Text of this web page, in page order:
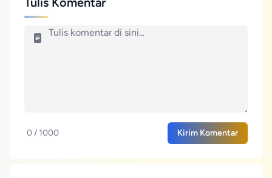
0 / 1000 Kirim Komentar